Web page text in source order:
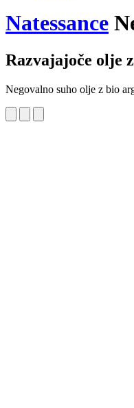
Natessance
Razvajajoče olje
Negovalno suho olje z bio